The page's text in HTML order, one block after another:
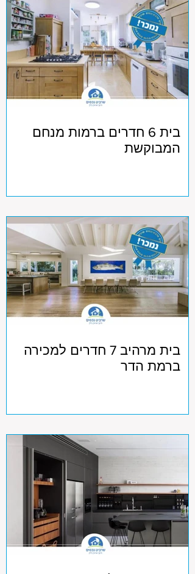
בית 6 חדרים ברמות מנחם
המבוקשת
בית מרהיב 7 חדרים למכירה
ברמת הדר